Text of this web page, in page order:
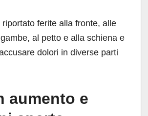
riportato ferite alla fronte, alle
al petto e alla schiena e
dolori in diverse parti
aumento e